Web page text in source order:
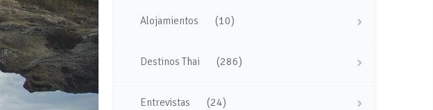
Alojamientos (10)
Destinos Thai (286)
Entrevistas (24)